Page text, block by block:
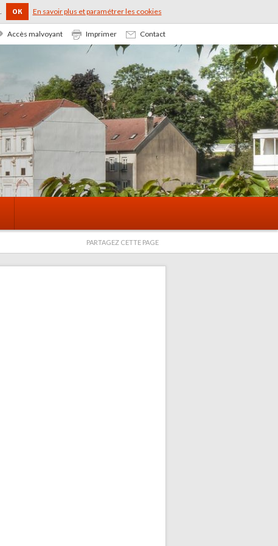
OK En savoir plus et paramétrer les cookies
Accès malvoyant Imprimer Contact
PARTAGEZ CETTE PAGE